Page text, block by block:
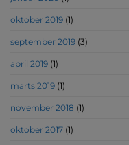
oktober 2019 (1)
september 2019 (3)
april 2019 (1)
marts 2019 (1)
november 2018 (1)
oktober 2017 (1)